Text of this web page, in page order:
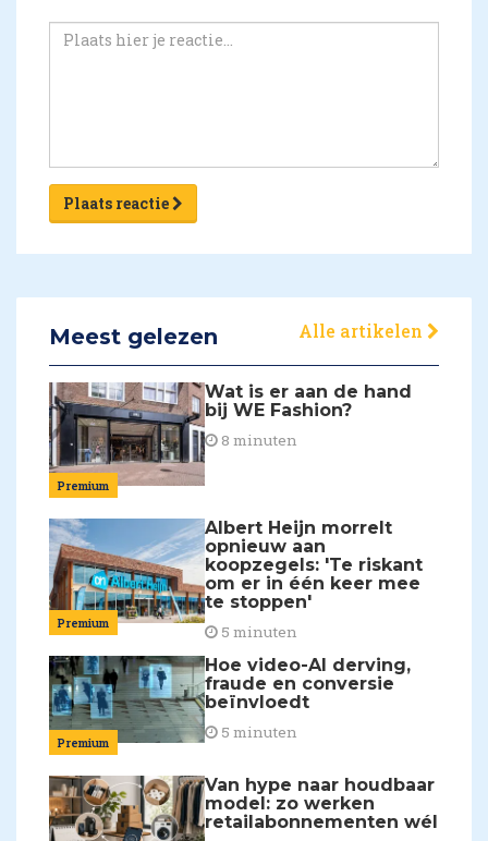
Plaats reactie
Meest gelezen Alle artikelen
Premium
Wat is er aan de hand
bij WE Fashion?
8 minuten
Premium
Albert Heijn morrelt
opnieuw aan
koopzegels: 'Te riskant
om er in één keer mee
te stoppen'
5 minuten
Premium
Hoe video-AI derving,
fraude en conversie
beïnvloedt
5 minuten
Van hype naar houdbaar
model: zo werken
retailabonnementen wél